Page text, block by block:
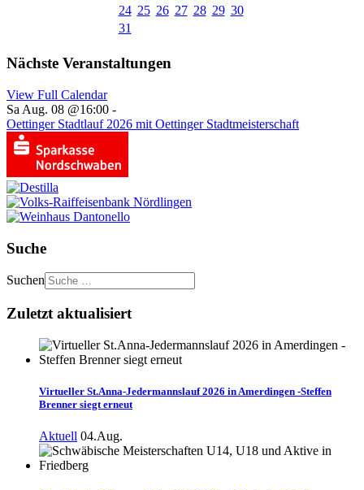
24 25 26 27 28 29 30
31
Nächste Veranstaltungen
View Full Calendar
Sa Aug. 08 @16:00 -
Oettinger Stadtlauf 2026 mit Oettinger Stadtmeisterschaft
Suche
Suchen
Zuletzt aktualisiert
Virtueller St.Anna-Jedermannslauf 2026 in Amerdingen -Steffen
Brenner siegt erneut
Aktuell 04.Aug.